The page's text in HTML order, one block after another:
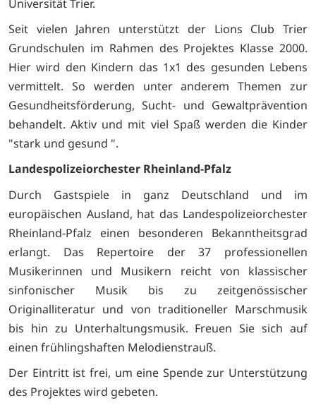
Universität Trier.
Seit vielen Jahren unterstützt der Lions Club Trier
Grundschulen im Rahmen des Projektes Klasse 2000.
Hier wird den Kindern das 1x1 des gesunden Lebens
vermittelt. So werden unter anderem Themen zur
Gesundheitsförderung, Sucht- und Gewaltprävention
behandelt. Aktiv und mit viel Spaß werden die Kinder
"stark und gesund ".
Landespolizeiorchester Rheinland-Pfalz
Durch Gastspiele in ganz Deutschland und im
europäischen Ausland, hat das Landespolizeiorchester
Rheinland-Pfalz einen besonderen Bekanntheitsgrad
erlangt. Das Repertoire der 37 professionellen
Musikerinnen und Musikern reicht von klassischer
sinfonischer Musik bis zu zeitgenössischer
Originalliteratur und von traditioneller Marschmusik
bis hin zu Unterhaltungsmusik. Freuen Sie sich auf
einen frühlingshaften Melodienstrauß.
Der Eintritt ist frei, um eine Spende zur Unterstützung
des Projektes wird gebeten.